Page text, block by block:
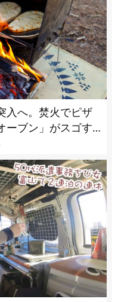
入へ。焚火でピザ
ーブン」がスゴす